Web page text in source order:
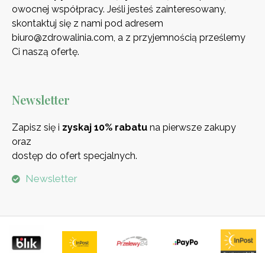
owocnej współpracy. Jeśli jesteś zainteresowany,
skontaktuj się z nami pod adresem
biuro@zdrowalinia.com, a z przyjemnością prześlemy
Ci naszą ofertę.
Newsletter
Zapisz się i zyskaj 10% rabatu na pierwsze zakupy
oraz
dostęp do ofert specjalnych.
Newsletter